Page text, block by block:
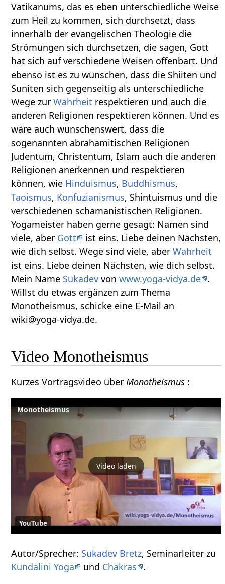
Vatikanums, das es eben unterschiedliche Weise
zum Heil zu kommen, sich durchsetzt, dass
innerhalb der evangelischen Theologie die
Strömungen sich durchsetzen, die sagen, Gott
hat sich auf verschiedene Weisen offenbart. Und
ebenso ist es zu wünschen, dass die Shiiten und
Suniten sich gegenseitig als unterschiedliche
Wege zurWahrheit respektieren und auch die
anderen Religionen respektieren können. Und es
wäre auch wünschenswert, dass die
sogenannten abrahamitischen Religionen
Judentum, Christentum, Islam auch die anderen
Religionen anerkennen und respektieren
können, wie Hinduismus, Buddhismus,
Taoismus, Konfuzianismus, Shintuismus und die
verschiedenen schamanistischen Religionen.
Yogameister haben gerne gesagt: Namen sind
viele, aber Gott
ist eins. Liebe deinen Nächsten,
wie dich selbst. Wege sind viele, aberWahrheit
ist eins. Liebe deinen Nächsten, wie dich selbst.
Mein Name Sukadev vonwww.yoga-vidya.de .
Willst du etwas ergänzen zum Thema
Monotheismus, schicke eine E-Mail an
wiki@yoga-vidya.de.
Video Monotheismus
Kurzes Vortragsvideo überMonotheismus :
Monotheismus
Video laden
YouTube
Autor/Sprecher: Sukadev Bretz, Seminarleiter zu
Kundalini Yoga
und Chakras .